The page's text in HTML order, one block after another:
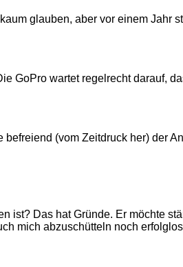
glauben, aber vor einem Jahr
GoPro wartet regelrecht darauf,
(vom Zeitdruck her) der
ist? Das hat Gründe. Er möchte
mich abzuschütteln noch